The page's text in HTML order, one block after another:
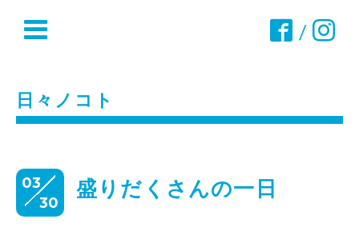
/
日々ノコト
03
30
盛りだくさんの一日